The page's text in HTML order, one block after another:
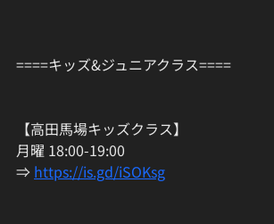
====キッズ&ジュニアクラス====
【高田馬場キッズクラス】
月曜 18:00-19:00
⇒ https://is.gd/iSOKsg